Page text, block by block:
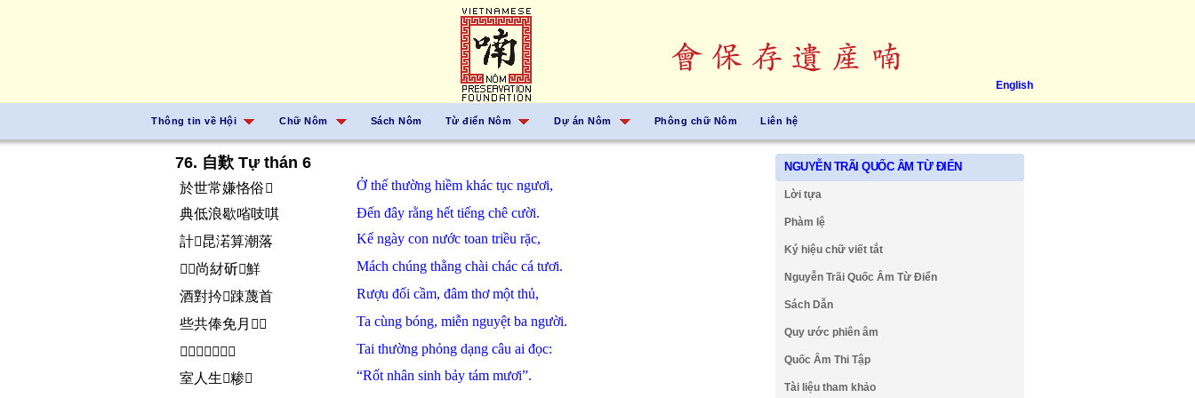
English
Thông tin về Hội Chữ Nôm Sách Nôm Từ điển Nôm Dự án Nôm Phông chữ Nôm Liên hệ
76. 自歎 Tự thán 6
於世常嫌恪俗𤽗 Ở thế thường hiềm khác tục ngươi,
典低浪歇㗂吱唭
Đến đây rằng hết tiếng chê cười.
計𣈜昆渃算潮落
Kể ngày con nước toan triều rặc,
𠰌󰕛尚䊷斫𩵜鮮
Mách chúng thằng chài chác cá tươi.
酒對扲󰝡踈蔑首
Rượu đối cầm, đâm thơmột thủ,
些共俸免月𠀧𠊚
Ta cùng bóng, miễn nguyệt ba người.
𦖻常倣樣勾埃讀
Tai thường phỏng dạng câu ai đọc:
室人生𬙞糁𱑕
“Rốt nhân sinh bảy tám mươi”.
NGUYỄN TRÃI QUỐC ÂM TỪ ĐIỂN
Lời tựa
Phàm lệ
Ký hiệu chữ viết tắt
Nguyễn Trãi Quốc Âm Từ Điển
Sách Dẫn
Quy ước phiên âm
Quốc Âm Thi Tập
Tài liệu tham khảo